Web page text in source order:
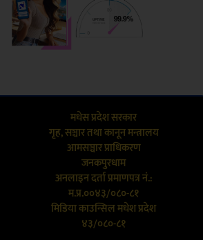
मधेस प्रदेश सरकार
गृह, सञ्चार तथा कानून मन्त्रालय
आमसञ्चार प्राधिकरण
जनकपुरधाम
अनलाइन दर्ता प्रमाणपत्र नं.:
म.प्र.००४३/०८०-८१
मिडिया काउन्सिल मधेश प्रदेश
४३/०८०-८१